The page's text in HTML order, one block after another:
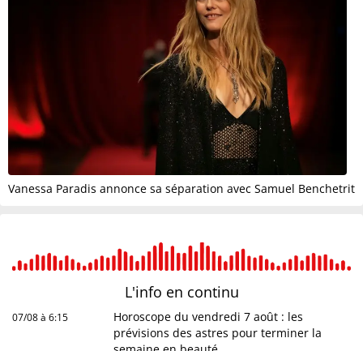
Vanessa Paradis annonce sa séparation avec Samuel Benchetrit
L'info en continu
07/08 à 6:15
Horoscope du vendredi 7 août : les
prévisions des astres pour terminer la